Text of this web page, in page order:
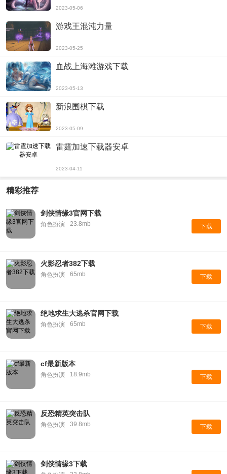
2023-05-06
游戏王混沌力量
2023-05-25
血战上海滩游戏下载
2023-05-13
新浪围棋下载
2023-05-09
雷霆加速下载器安卓
2023-04-11
精彩推荐
剑侠情缘3官网下载
角色扮演 23.8mb 下载
火影忍者382下载
角色扮演 65mb 下载
绝地求生大逃杀官网下载
角色扮演 65mb 下载
cf最新版本
角色扮演 18.9mb 下载
反恐精英突击队
角色扮演 39.8mb 下载
剑侠情缘3下载